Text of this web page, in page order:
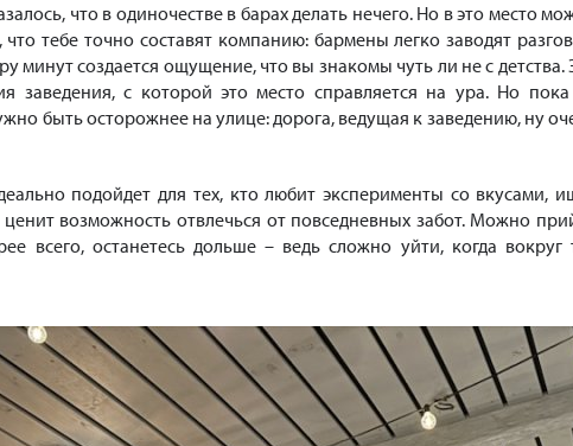
что в одиночестве в барах делать нечего. Но в это место
что тебе точно составят компанию: бармены легко заводят
минут создается ощущение, что вы знакомы чуть ли не с детства.
заведения, с которой это место справляется на ура. Но
быть осторожнее на улице: дорога, ведущая к заведению, ну
подойдет для тех, кто любит эксперименты со вкусами,
возможность отвлечься от повседневных забот. Можно
всего, останетесь дольше – ведь сложно уйти, когда вокруг